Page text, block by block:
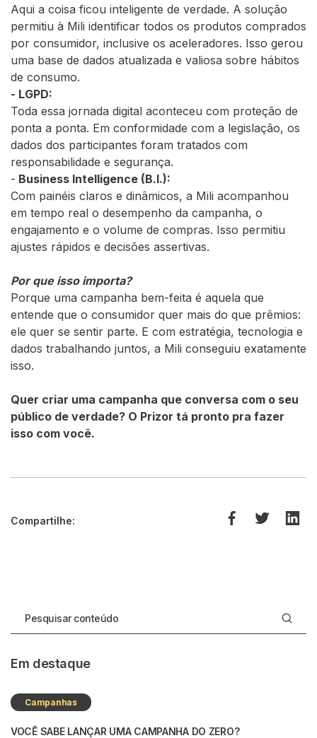
Aqui a coisa ficou inteligente de verdade. A solução
permitiu à Mili identificar todos os produtos comprados
por consumidor, inclusive os aceleradores. Isso gerou
uma base de dados atualizada e valiosa sobre hábitos
de consumo.
- LGPD:
Toda essa jornada digital aconteceu com proteção de
ponta a ponta. Em conformidade com a legislação, os
dados dos participantes foram tratados com
responsabilidade e segurança.
- Business Intelligence (B.I.):
Com painéis claros e dinâmicos, a Mili acompanhou
em tempo real o desempenho da campanha, o
engajamento e o volume de compras. Isso permitiu
ajustes rápidos e decisões assertivas.
Por que isso importa?
Porque uma campanha bem-feita é aquela que
entende que o consumidor quer mais do que prêmios:
ele quer se sentir parte. E com estratégia, tecnologia e
dados trabalhando juntos, a Mili conseguiu exatamente
isso.
Quer criar uma campanha que conversa com o seu
público de verdade? O Prizor tá pronto pra fazer
isso com você.
Compartilhe:
Em destaque
Campanhas
VOCÊ SABE LANÇAR UMA CAMPANHA DO ZERO?